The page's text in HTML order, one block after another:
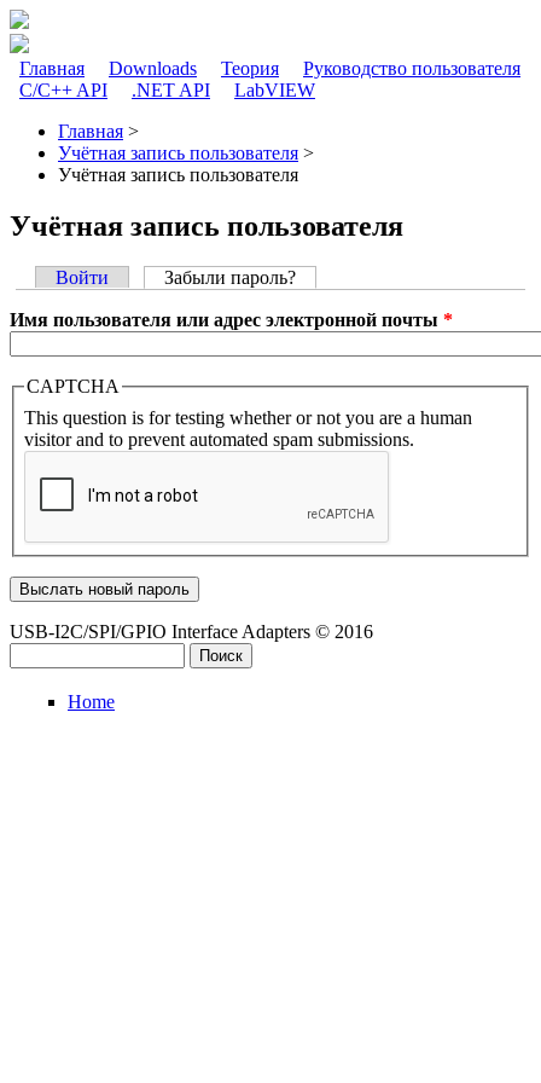
Перейти к основному содержанию
Главное меню
Главная Downloads Теория
Руководство пользователя
C/C++ API
.NET API LabVIEW
Вы здесь
Главная >
Учётная запись пользователя >
Учётная запись пользователя
Учётная запись пользователя
Главные вкладки
Войти Забыли пароль?
Имя пользователя или адрес электронной почты *
CAPTCHA
This question is for testing whether or not you are a human
visitor and to prevent automated spam submissions.
USB-I2C/SPI/GPIO Interface Adapters © 2016
Home